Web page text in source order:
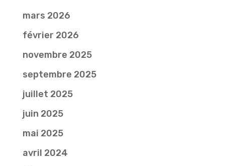
mars 2026
février 2026
novembre 2025
septembre 2025
juillet 2025
juin 2025
mai 2025
avril 2024